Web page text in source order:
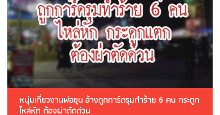
หนุ่มเที่ยวงานพ่อขุน อ้างถูกการ์ดรุมทำร้าย 6 คน กระดูก
ไหล่หัก ต้องผ่าตัดด่วน